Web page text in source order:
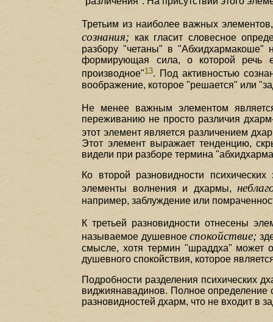
Третьим из наиболее важных
сознания; как гласит словесное
разбору "четаны" в "Абхидхармакоше"
формирующая сила, о которой речь
производное"13. Под активностью
воображение, которое "решается" или
Не менее важным элементом
переживанию не просто различия
этот элемент является различением
Этот элемент выражает тенденцию,
видели при разборе термина
Ко второй разновидности
элементы волнения и дхармы,
например, заблуждение или
К третьей разновидности отнесены
называемое душевноеспокойствие;
смысле, хотя термин "шраддха" может
душевного спокойствия, которое
Подробности разделения психических
виджиянавадинов. Полное определение
разновидностей дхарм, что не входит в